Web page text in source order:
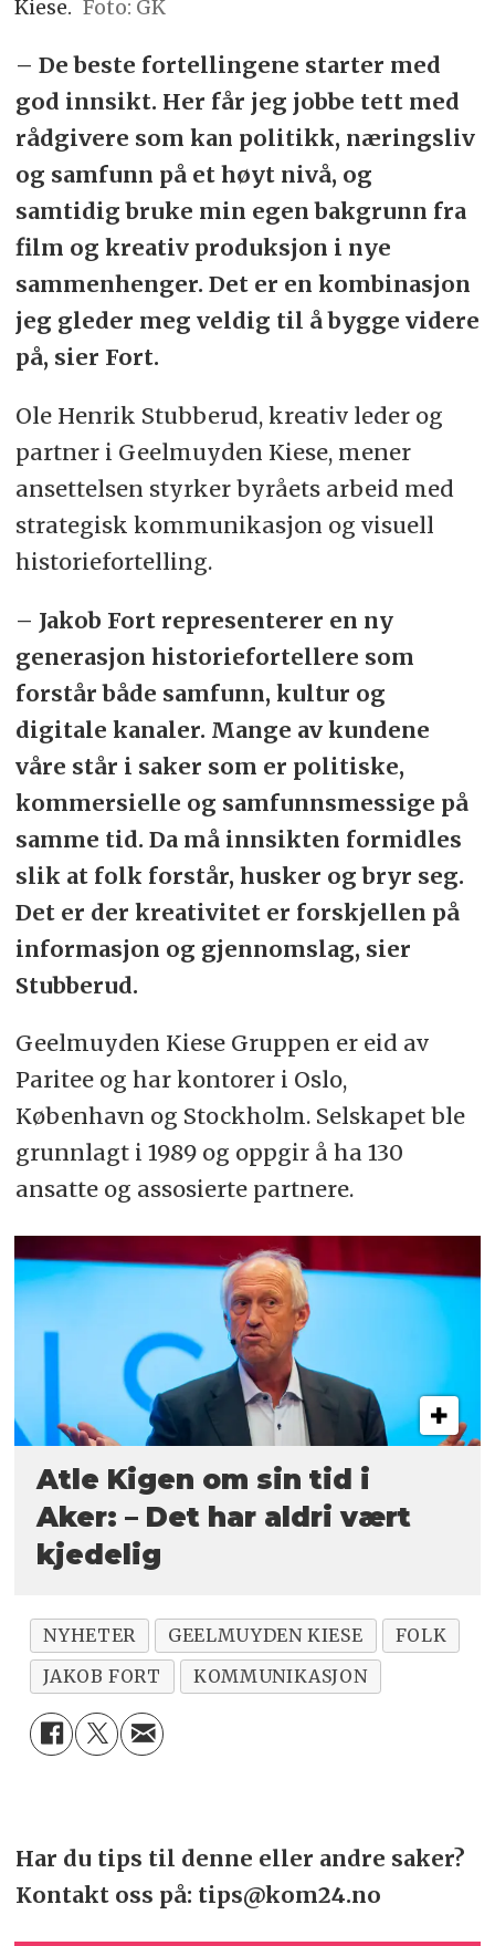
Kiese. Foto: GK
– De beste fortellingene starter med
god innsikt. Her får jeg jobbe tett med
rådgivere som kan politikk, næringsliv
og samfunn på et høyt nivå, og
samtidig bruke min egen bakgrunn fra
film og kreativ produksjon i nye
sammenhenger. Det er en kombinasjon
jeg gleder meg veldig til å bygge videre
på, sier Fort.
Ole Henrik Stubberud, kreativ leder og
partner i Geelmuyden Kiese, mener
ansettelsen styrker byråets arbeid med
strategisk kommunikasjon og visuell
historiefortelling.
– Jakob Fort representerer en ny
generasjon historiefortellere som
forstår både samfunn, kultur og
digitale kanaler. Mange av kundene
våre står i saker som er politiske,
kommersielle og samfunnsmessige på
samme tid. Da må innsikten formidles
slik at folk forstår, husker og bryr seg.
Det er der kreativitet er forskjellen på
informasjon og gjennomslag, sier
Stubberud.
Geelmuyden Kiese Gruppen er eid av
Paritee og har kontorer i Oslo,
København og Stockholm. Selskapet ble
grunnlagt i 1989 og oppgir å ha 130
ansatte og assosierte partnere.
Atle Kigen om sin tid i
Aker: – Det har aldri vært
kjedelig
NYHETER GEELMUYDEN KIESE
FOLK
JAKOB FORT
KOMMUNIKASJON
Har du tips til denne eller andre saker?
Kontakt oss på: tips@kom24.no